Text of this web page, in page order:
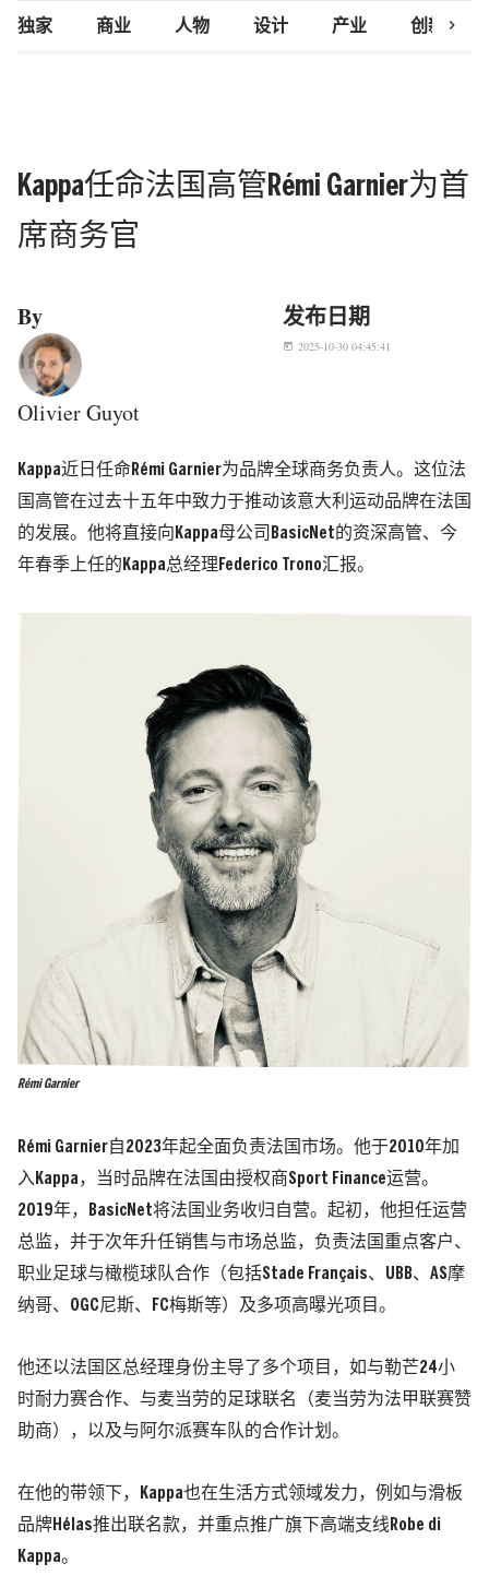
独家 商业 人物 设计 产业 创新研究
chevron_right
Kappa任命法国高管Rémi Garnier为首
席商务官
By
Olivier Guyot
发布日期
today 2025-10-30 04:45:41
Kappa近日任命Rémi Garnier为品牌全球商务负责人。这位法
国高管在过去十五年中致力于推动该意大利运动品牌在法国
的发展。他将直接向Kappa母公司BasicNet的资深高管、今
年春季上任的Kappa总经理Federico Trono汇报。
Rémi Garnier
Rémi Garnier自2023年起全面负责法国市场。他于2010年加
入Kappa，当时品牌在法国由授权商Sport Finance运营。
2019年，BasicNet将法国业务收归自营。起初，他担任运营
总监，并于次年升任销售与市场总监，负责法国重点客户、
职业足球与橄榄球队合作（包括Stade Français、UBB、AS摩
纳哥、OGC尼斯、FC梅斯等）及多项高曝光项目。
他还以法国区总经理身份主导了多个项目，如与勒芒24小
时耐力赛合作、与麦当劳的足球联名（麦当劳为法甲联赛赞
助商），以及与阿尔派赛车队的合作计划。
在他的带领下，Kappa也在生活方式领域发力，例如与滑板
品牌Hélas推出联名款，并重点推广旗下高端支线Robe di
Kappa。